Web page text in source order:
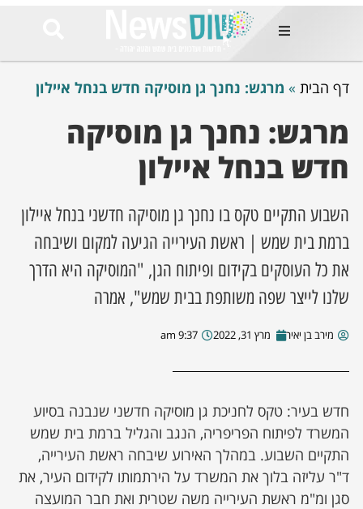
החמות
בימים
Et
mauris, wisi
tortor
feugiat
ultricies
luctus, quam
השבוע
דף הבית » מרגש: נחנך גן מוסיקה חדש בנחל איילון
מרגש: נחנך גן מוסיקה
חדש בנחל איילון
השבוע התקיים טקס בו נחנך גן מוסיקה חדשני בנחל איילון
ברמת בית שמש | ראשת העירייה הגיעה למקום ושיבחה
את כל העוסקים בקידום ופיתוח הגן, "המוסיקה היא הדרך
שלנו לייצר שפה משותפת בבית שמש", אמרה
מירב בן יאיר מרץ 31, 2022 9:37 am
חדש בעיר: טקס לחניכת גן מוסיקה חדשני שנבנה בסיוע
המשרד לפיתוח הפריפריה, הנגב והגליל ברמת בית שמש
התקיים השבוע. במהלך האירוע שיבחה ראשת העירייה,
ד"ר עליזה בלוך את המשרד על הירתמותו לקידום העיר, את
סגן ומ"מ ראשת העירייה משה שטרית ואת חבר המועצה